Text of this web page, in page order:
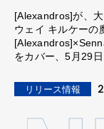
[Alexandros]が、
ウェイ キルケーの
をカバー、5月29
リリース情報